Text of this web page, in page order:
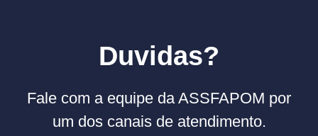
Duvidas?
Fale com a equipe da ASSFAPOM por
um dos canais de atendimento.